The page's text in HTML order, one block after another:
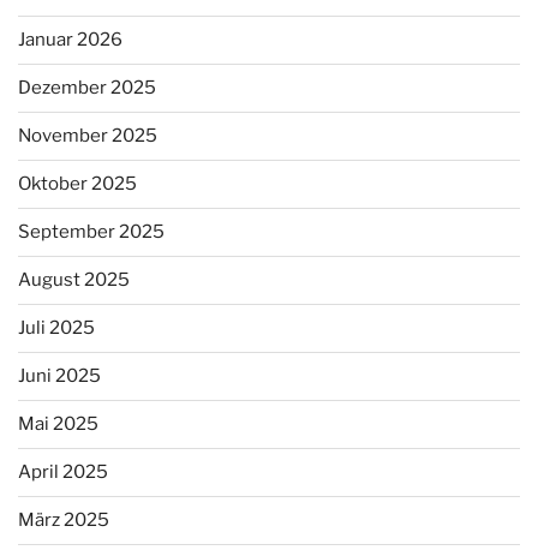
Januar 2026
Dezember 2025
November 2025
Oktober 2025
September 2025
August 2025
Juli 2025
Juni 2025
Mai 2025
April 2025
März 2025